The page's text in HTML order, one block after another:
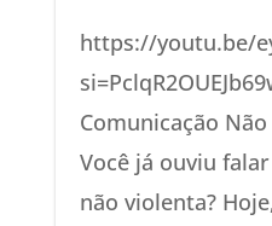
https://youtu.be/
Comunicação
Você já ouviu
não violenta?